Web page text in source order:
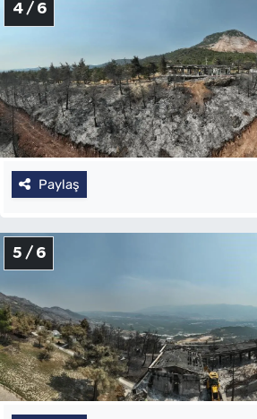
4 / 6
Paylaş
5 / 6